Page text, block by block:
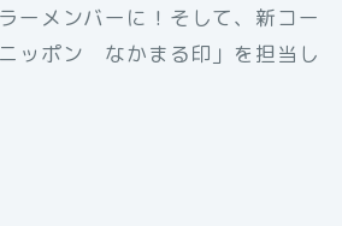
ーメンバーに！そして、新コー
ッポン なかまる印」を担当し